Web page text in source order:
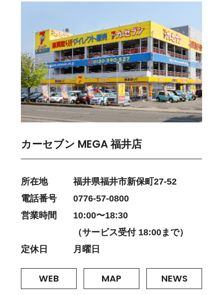
カーセブン MEGA 福井店
所在地
福井県福井市新保町27-52
電話番号
0776-57-0800
営業時間
10:00〜18:30
（サービス受付 18:00まで）
定休日
月曜日
WEB MAP NEWS